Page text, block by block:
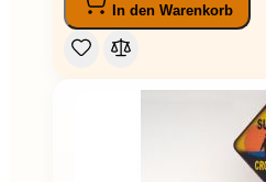
In den Warenkorb